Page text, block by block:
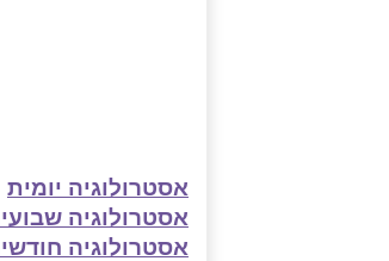
אסטרולוגיה יומית
אסטרולוגיה
אסטרולוגיה